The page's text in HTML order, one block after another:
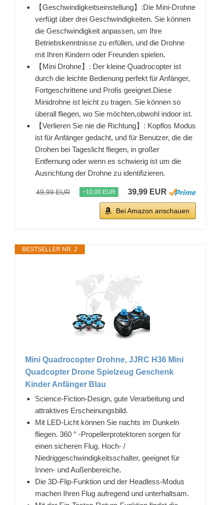
【Geschwindigkeitseinstellung】:Die Mini-Drohne
verfügt über drei Geschwindigkeiten. Sie können
die Geschwindigkeit anpassen, um Ihre
Betriebskenntnisse zu erfüllen, und die Drohne
mit Ihren Kindern oder Freunden spielen.
【Mini Drohne】: Der kleine Quadrocopter ist
durch die leichte Bedienung perfekt für Anfänger,
Fortgeschrittene und Profis geeignet.Diese
Minidrohne ist leicht zu tragen. Sie können so
überall fliegen, wo Sie möchten,obwohl indoor ist.
【Verlieren Sie nie die Richtung】: Kopflos Modus
ist für Anfänger gedacht, und für Benutzer, die die
Drohen bei Tageslicht fliegen, in großer
Entfernung oder wenn es schwierig ist um die
Ausrichtung der Drohne zu identifizieren.
49,99 EUR −10,00 EUR 39,99 EUR
Bei Amazon anschauen
BESTSELLER NR. 2
Mini Quadrocopter Drohne, JJRC H36 Mini
Quadcopter Drone Spielzeug Geschenk
Kinder Anfänger Blau
Science-Fiction-Design, gute Verarbeitung und
attraktives Erscheinungsbild.
Mit LED-Licht können Sie nachts im Dunkeln
fliegen. 360 ° -Propellerprotektoren sorgen für
einen sicheren Flug. Hoch- /
Niedriggeschwindigkeitsschalter, geeignet für
Innen- und Außenbereiche.
Die 3D-Flip-Funktion und der Headless-Modus
machen Ihren Flug aufregend und unterhaltsam.